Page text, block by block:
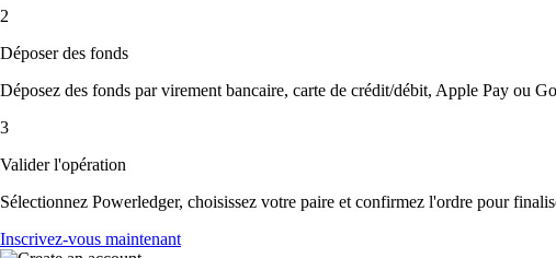
2
Déposer des fonds
Déposez des fonds par virement bancaire, carte de crédit/débit, Apple Pay ou
3
Valider l'opération
Sélectionnez Powerledger, choisissez votre paire et confirmez l'ordre pour
Inscrivez-vous maintenant